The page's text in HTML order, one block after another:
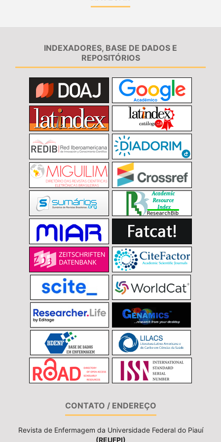
INDEXADORES, BASE DE DADOS E
REPOSITÓRIOS
CONTATO / ENDEREÇO
Revista de Enfermagem da Universidade Federal do Piauí
(REUFPI)